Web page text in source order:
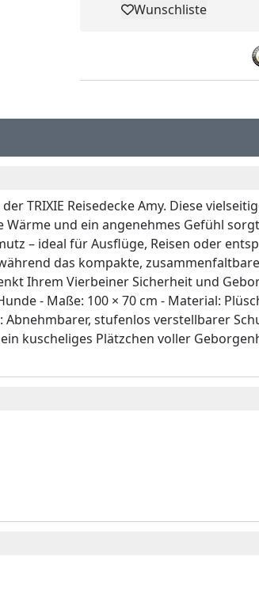
Produkt zur
Wunschliste
TRIXIE Reisedecke Amy. Diese
und ein angenehmes Gefühl
– ideal für Ausflüge, Reisen oder
das kompakte,
Ihrem Vierbeiner Sicherheit und
- Maße: 100 × 70 cm - Material:
stufenlos verstellbarer
kuscheliges Plätzchen voller